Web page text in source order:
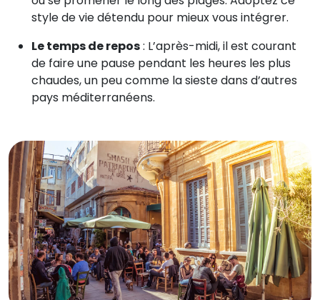
style de vie détendu pour mieux vous intégrer.
Le temps de repos: L’après-midi, il est courant
de faire une pause pendant les heures les plus
chaudes, un peu comme la sieste dans d’autres
pays méditerranéens.